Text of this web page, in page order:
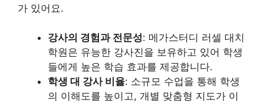
가 있어요.
강사의 경험과 전문성: 메가스터디 러셀 대치
학원은 유능한 강사진을 보유하고 있어 학생
들에게 높은 학습 효과를 제공합니다.
학생 대 강사 비율: 소규모 수업을 통해 학생
의 이해도를 높이고, 개별 맞춤형 지도가 이